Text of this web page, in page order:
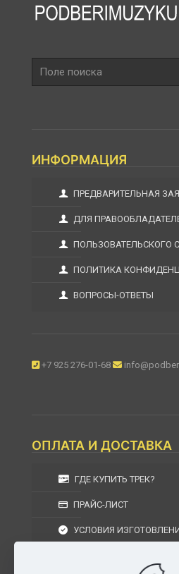
поиска
ИНФОРМАЦИЯ
ПРЕДВАРИТЕЛЬНАЯ
ДЛЯ
ПОЛЬЗОВАТЕЛЬСКОГО
ПОЛИТИКА
ВОПРОСЫ-ОТВЕТЫ
+7 925 276-01-68
ОПЛАТА И ДОСТАВКА
ГДЕ КУПИТЬ ТРЕК?
ПРАЙС-ЛИСТ
УСЛОВИЯ